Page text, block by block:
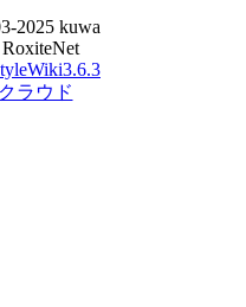
2025 kuwa
RoxiteNet
ラウド